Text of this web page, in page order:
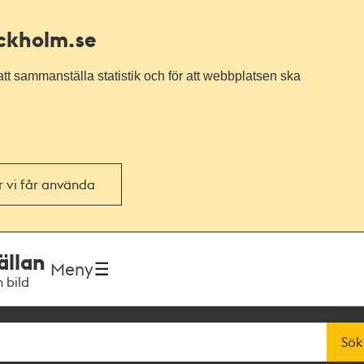
sammanställa statistik och för att webbplatsen ska
vi får använda
bild
Meny
Sök